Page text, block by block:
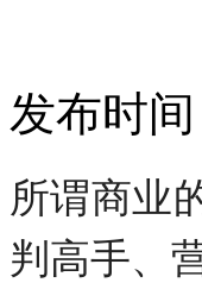
发布时间
所谓商业
判高手、